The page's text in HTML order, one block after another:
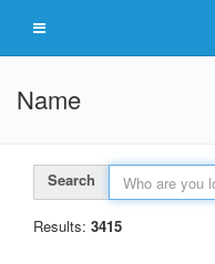
Name
Search
Results: 3415